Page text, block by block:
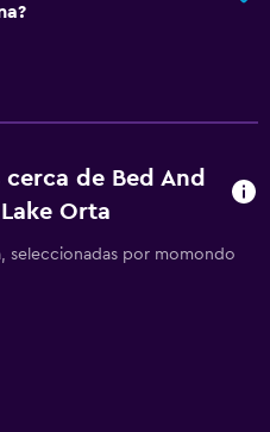
de Bed And
Orta
seleccionadas por momondo